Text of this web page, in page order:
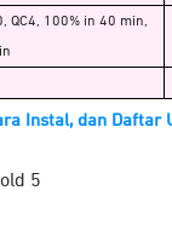
QC4, 100% in 40 min,
Instal, dan Daftar